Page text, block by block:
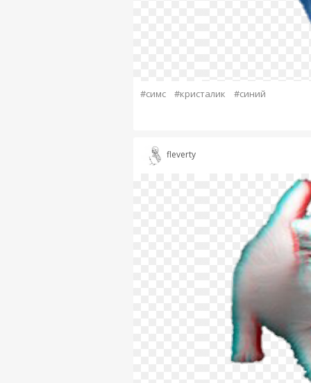
#симс #кристалик #синий
fleverty